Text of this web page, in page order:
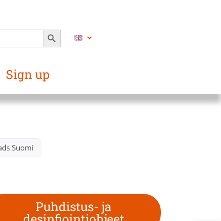
SEARCH BUTTON
Sign up
Suomi​
Puhdistus- ja